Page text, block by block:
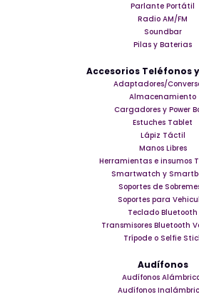
Parlante Portátil
Radio AM/FM
Soundbar
Pilas y Baterias
Accesorios Teléfonos
Adaptadores/
Almacenamiento
Cargadores y Power
Estuches Tablet
Lápiz Táctil
Manos Libres
Herramientas e insumos
Smartwatch y
Soportes de
Soportes para
Teclado Bluetooth
Transmisores Bluetooth
Trípode o Selfie
Audífonos
Audífonos
Audífonos